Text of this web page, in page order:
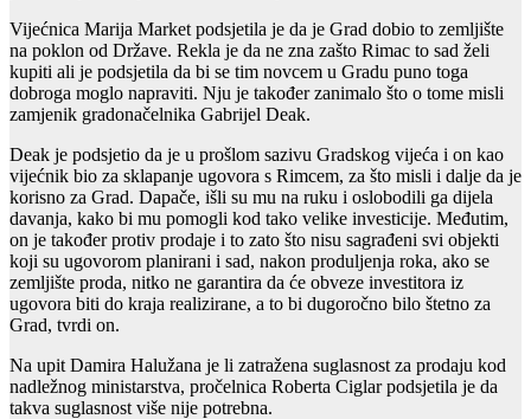
Vijećnica Marija Market podsjetila je da je Grad dobio to zemljište
na poklon od Države. Rekla je da ne zna zašto Rimac to sad želi
kupiti ali je podsjetila da bi se tim novcem u Gradu puno toga
dobroga moglo napraviti. Nju je također zanimalo što o tome misli
zamjenik gradonačelnika Gabrijel Deak.
Deak je podsjetio da je u prošlom sazivu Gradskog vijeća i on kao
vijećnik bio za sklapanje ugovora s Rimcem, za što misli i dalje da je
korisno za Grad. Dapače, išli su mu na ruku i oslobodili ga dijela
davanja, kako bi mu pomogli kod tako velike investicije. Međutim,
on je također protiv prodaje i to zato što nisu sagrađeni svi objekti
koji su ugovorom planirani i sad, nakon produljenja roka, ako se
zemljište proda, nitko ne garantira da će obveze investitora iz
ugovora biti do kraja realizirane, a to bi dugoročno bilo štetno za
Grad, tvrdi on.
Na upit Damira Halužana je li zatražena suglasnost za prodaju kod
nadležnog ministarstva, pročelnica Roberta Ciglar podsjetila je da
takva suglasnost više nije potrebna.